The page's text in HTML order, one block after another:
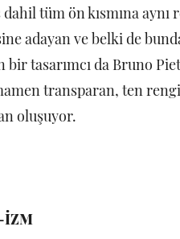
tüm ön kısmına aynı
adayan ve belki de
bir tasarımcı da Bruno
transparan, ten
oluşuyor.
İZM